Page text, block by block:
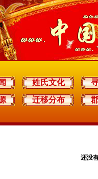
姓氏文化
迁移分布
还没